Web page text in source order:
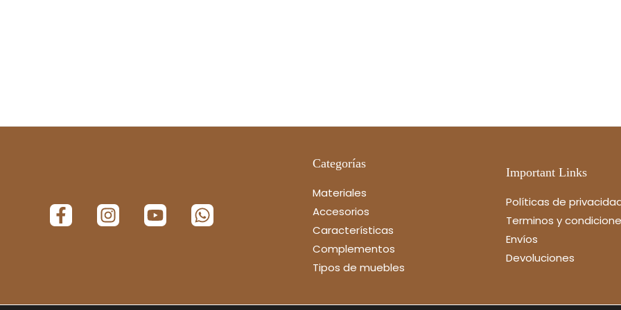
Categorías
Materiales
Accesorios
Características
Complementos
Tipos de muebles
Important Links
Políticas de
Terminos y
Envíos
Devoluciones